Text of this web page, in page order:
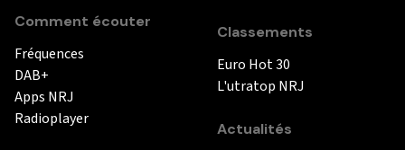
Comment écouter
Fréquences
DAB+
Apps NRJ
Radioplayer
Classements
Euro Hot 30
L'utratop NRJ
Actualités